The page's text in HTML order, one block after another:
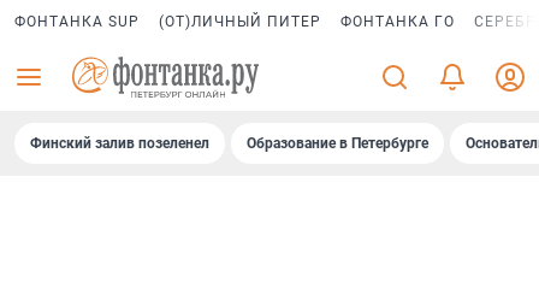
ФОНТАНКА SUP (ОТ)ЛИЧНЫЙ ПИТЕР ФОНТАНКА ГО
Финский залив позеленел Образование в Петербурге